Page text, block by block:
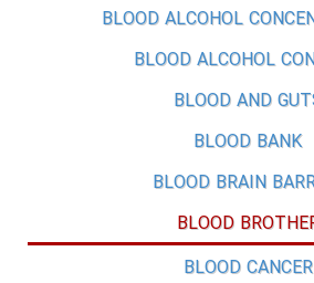
BLOOD ALCOHOL
BLOOD ALCOHOL
BLOOD AND
BLOOD BANK
BLOOD BRAIN
BLOOD
BLOOD CANCER